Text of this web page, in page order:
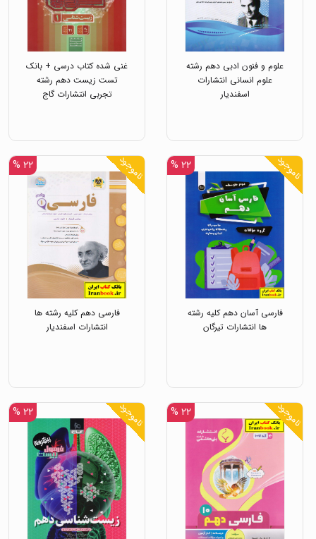
علوم و فنون ادبی دهم رشته
علوم انسانی انتشارات
اسفندیار
غنی شده کتاب درسی + بانک
تست زیست دهم رشته
تجربی انتشارات گاج
ناموجود ۲۲ %
فارسی آسان دهم کلیه رشته
ها انتشارات تیرگان
ناموجود ۲۲ %
فارسی دهم کلیه رشته ها
انتشارات اسفندیار
ناموجود ۲۲ % ناموجود ۲۲ %